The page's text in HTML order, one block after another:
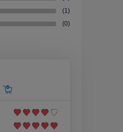
(1)
(0)